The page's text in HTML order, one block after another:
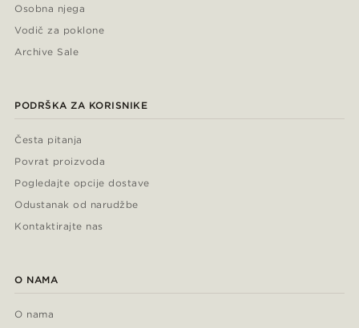
Osobna njega
Vodič za poklone
Archive Sale
PODRŠKA ZA KORISNIKE
Česta pitanja
Povrat proizvoda
Pogledajte opcije dostave
Odustanak od narudžbe
Kontaktirajte nas
O NAMA
O nama